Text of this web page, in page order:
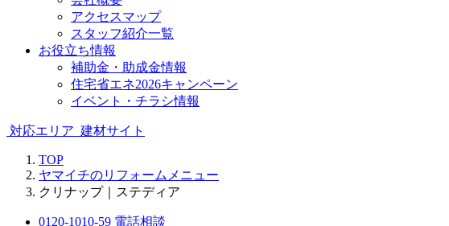
アクセスマップ
スタッフ紹介一覧
お役立ち情報
補助金・助成金情報
住宅省エネ2026キャンペーン
イベント・チラシ情報
対応エリア 建材サイト
TOP
ヤマイチのリフォームメニュー
クリナップ｜ステディア
0120-1010-59 電話相談